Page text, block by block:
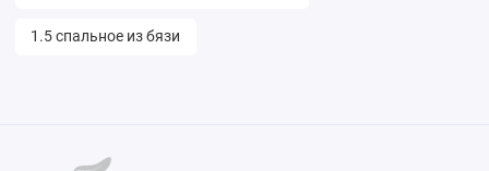
1.5 спальное из бязи